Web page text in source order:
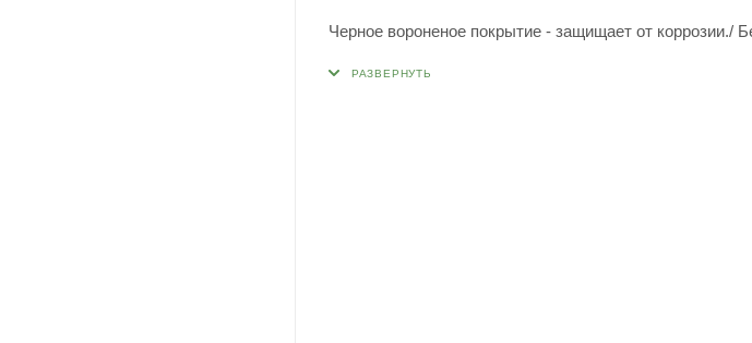
Черное вороненое покрытие - защищает от коррозии./